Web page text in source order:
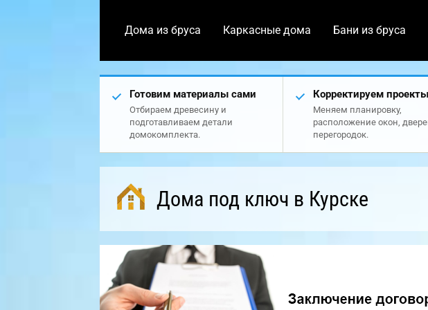
Дома из бруса Каркасные дома Бани из бруса
Готовим материалы сами
Отбираем древесину и
подготавливаем детали
домокомплекта.
Корректируем проекты
Меняем планировку,
расположение окон,
перегородок.
Дома под ключ в Курске